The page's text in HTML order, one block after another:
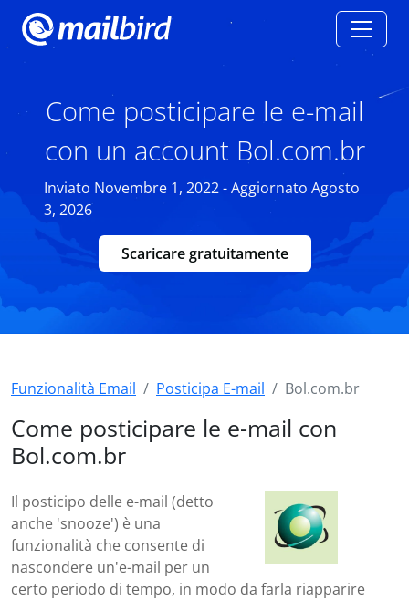
Come posticipare le e-mail
con un account Bol.com.br
Inviato Novembre 1, 2022 - Aggiornato Agosto
3, 2026
Scaricare gratuitamente
Funzionalità Email Posticipa E-mail Bol.com.br
Come posticipare le e-mail con
Bol.com.br
Il posticipo delle e-mail (detto
anche 'snooze') è una
funzionalità che consente di
nascondere un'e-mail per un
certo periodo di tempo, in modo da farla riapparire